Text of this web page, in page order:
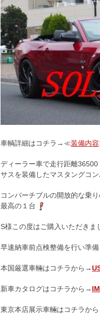
車輌詳細はコチラ→≪装備内容
ディーラー車で走行距離36500
サスを装備したマスタングコ
コンバーチブルの開放的な乗
最高の１台
S様この度はご購入いただき
早速納車前点検整備を行い準
本国厳選車輛はコチラから→
新車カタログはコチラから→
東京本店展示車輛はコチラか